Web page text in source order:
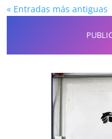
« Entradas más antiguas